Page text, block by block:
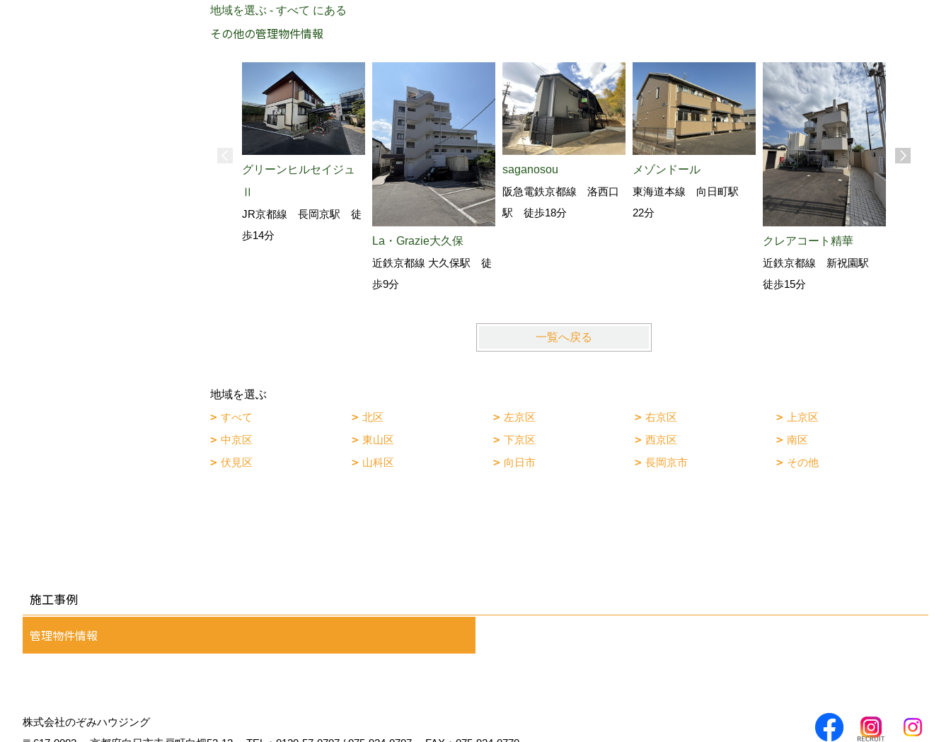
地域を選ぶ - すべて にある
その他の管理物件情報
グリーンヒルセイジュ
Ⅱ
JR京都線 長岡京駅 徒
歩14分
La・Grazie大久保
近鉄京都線 大久保駅 徒
歩9分
saganosou
阪急電鉄京都線 洛西口
駅 徒歩18分
メゾンドール
東海道本線 向日町駅
22分
クレアコート精華
近鉄京都線 新祝園駅
徒歩15分
一覧へ戻る
地域を選ぶ
すべて
北区 左京区 右京区
上京区
中京区
東山区 下京区 西京区
南区
伏見区
山科区 向日市 長岡京市 その他
施工事例
管理物件情報
株式会社のぞみハウジング